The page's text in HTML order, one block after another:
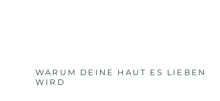
WARUM DEINE HAUT ES LIEBEN
WIRD
Rot-Lichttherapie